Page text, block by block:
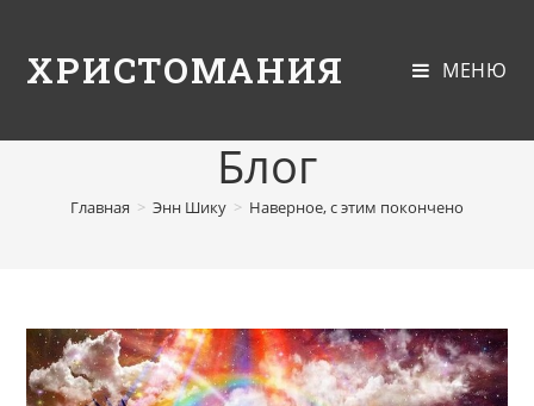
ХРИСТОМАНИЯ МЕНЮ
Блог
Главная > Энн Шику > Наверное, с этим покончено